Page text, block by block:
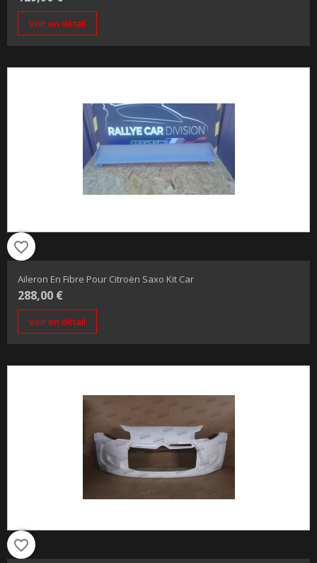
Voir en détail
favorite_border
Aileron En Fibre Pour Citroën Saxo Kit Car
288,00 €
Voir en détail
favorite_border